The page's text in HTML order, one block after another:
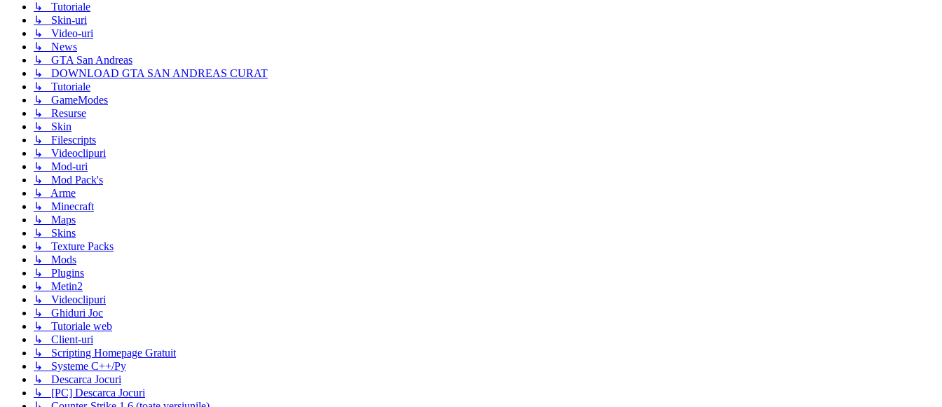
↳ Tutoriale
↳ Skin-uri
↳ Video-uri
↳ News
↳ GTA San Andreas
↳ DOWNLOAD GTA SAN ANDREAS CURAT
↳ Tutoriale
↳ GameModes
↳ Resurse
↳ Skin
↳ Filescripts
↳ Videoclipuri
↳ Mod-uri
↳ Mod Pack's
↳ Arme
↳ Minecraft
↳ Maps
↳ Skins
↳ Texture Packs
↳ Mods
↳ Plugins
↳ Metin2
↳ Videoclipuri
↳ Ghiduri Joc
↳ Tutoriale web
↳ Client-uri
↳ Scripting Homepage Gratuit
↳ Systeme C++/Py
↳ Descarca Jocuri
↳ [PC] Descarca Jocuri